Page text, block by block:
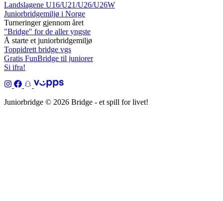
Landslagene U16/U21/U26/U26W
Juniorbridgemiljø i Norge
Turneringer gjennom året
"Bridge" for de aller yngste
Å starte et juniorbridgemiljø
Toppidrett bridge vgs
Gratis FunBridge til juniorer
Si ifra!
Juniorbridge © 2026 Bridge - et spill for livet!